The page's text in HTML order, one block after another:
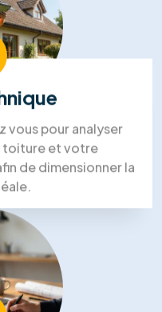
Solutions
complet!
solaires et
les corps de métier,
Le chef de
Un gros
sommes confiants
futures.”